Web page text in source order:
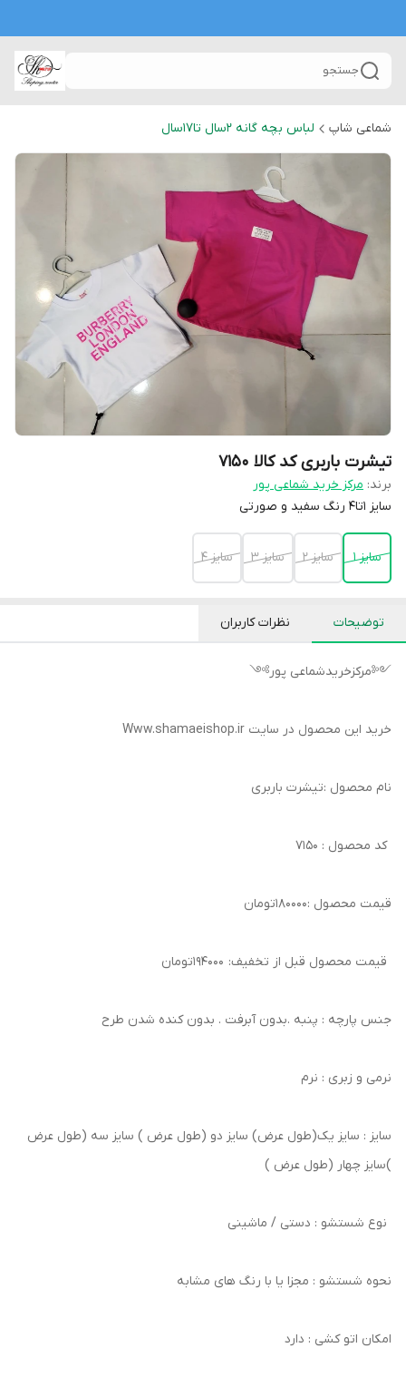
جستجو
شماعی شاپ لباس بچه گانه 2سال تا۱۷سال
تیشرت باربری کد کالا ۷۱۵۰
برند: مرکز خرید شماعی پور
سایز ۱تا۴ رنگ سفید و صورتی
سایز ۱ سایز ۲ سایز ۳ سایز ۴
توضیحات نظرات کاربران
༺مرکزخریدشماعی پور༻
خرید این محصول در سایت Www.shamaeishop.ir
نام محصول :تیشرت باربری
کد محصول : ۷۱۵۰
قیمت محصول :۱۸۰۰۰۰تومان
قیمت محصول قبل از تخفیف: ۱۹۴۰۰۰تومان
جنس پارچه : پنبه .بدون آبرفت . بدون کنده شدن طرح
نرمی و زبری : نرم
سایز : سایز یک(طول عرض) سایز دو (طول عرض ) سایز سه (طول عرض
)سایز چهار (طول عرض )
نوع شستشو : دستی / ماشینی
نحوه شستشو : مجزا یا با رنگ های مشابه
امکان اتو کشی : دارد